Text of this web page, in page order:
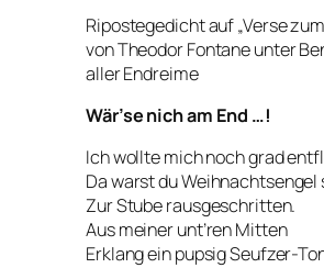
Ripostegedicht auf „Verse
von Theodor Fontane unter
aller Endreime
Wär’se nich am End …!
Ich wollte mich noch grad
Da warst du Weihnachtsengel
Zur Stube rausgeschritten.
Aus meiner unt’ren Mitten
Erklang ein pupsig Seufzer-